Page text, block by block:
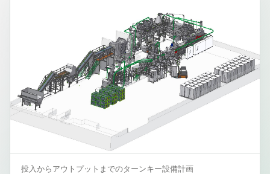
投入からアウトプットまでのターンキー設備計画